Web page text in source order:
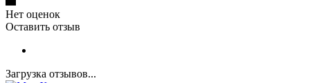
Нет оценок
Оставить отзыв
Загрузка отзывов...